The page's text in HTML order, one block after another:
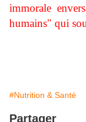
immorale
humains" qui
#Nutrition & Santé
Partager